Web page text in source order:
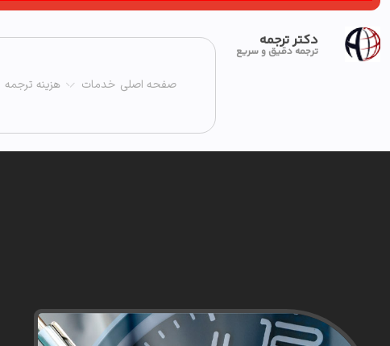
دکتر ترجمه
ترجمه دقیق و سریع
صفحه اصلی خدمات هزینه ترجمه